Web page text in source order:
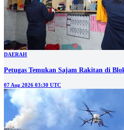
DAERAH
Petugas Temukan Sajam Rakitan di
07 Aug 2026 03:30 UTC